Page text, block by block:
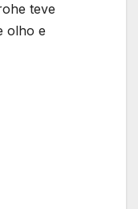
teve
olho e